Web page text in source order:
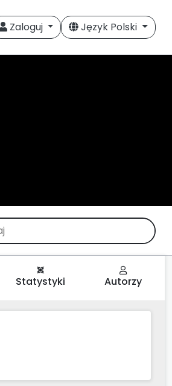
Zaloguj Język Polski
Statystyki Autorzy